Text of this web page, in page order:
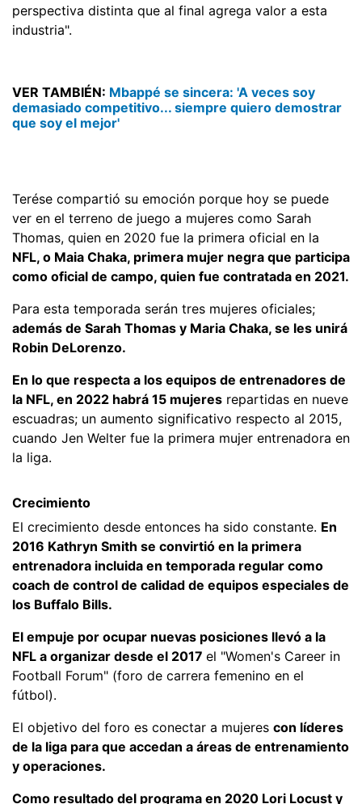
perspectiva distinta que al final agrega valor a esta
industria".
VER TAMBIÉN: Mbappé se sincera: 'A veces soy
demasiado competitivo... siempre quiero demostrar
que soy el mejor'
Terése compartió su emoción porque hoy se puede
ver en el terreno de juego a mujeres como Sarah
Thomas, quien en 2020 fue la primera oficial en la
NFL, o Maia Chaka, primera mujer negra que participa
como oficial de campo, quien fue contratada en 2021.
Para esta temporada serán tres mujeres oficiales;
además de Sarah Thomas y Maria Chaka, se les unirá
Robin DeLorenzo.
En lo que respecta a los equipos de entrenadores de
la NFL, en 2022 habrá 15 mujeres repartidas en nueve
escuadras; un aumento significativo respecto al 2015,
cuando Jen Welter fue la primera mujer entrenadora en
la liga.
Crecimiento
El crecimiento desde entonces ha sido constante. En
2016 Kathryn Smith se convirtió en la primera
entrenadora incluida en temporada regular como
coach de control de calidad de equipos especiales de
los Buffalo Bills.
El empuje por ocupar nuevas posiciones llevó a la
NFL a organizar desde el 2017 el "Women's Career in
Football Forum" (foro de carrera femenino en el
fútbol).
El objetivo del foro es conectar a mujeres con líderes
de la liga para que accedan a áreas de entrenamiento
y operaciones.
Como resultado del programa en 2020 Lori Locust y